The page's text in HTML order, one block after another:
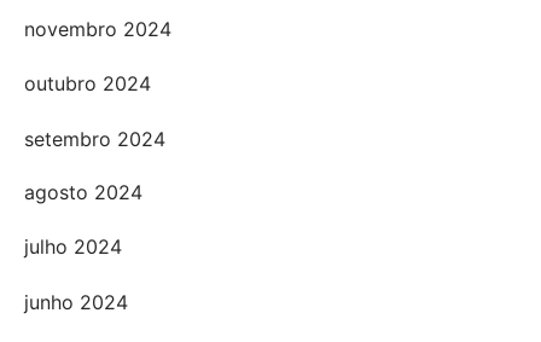
novembro 2024
outubro 2024
setembro 2024
agosto 2024
julho 2024
junho 2024